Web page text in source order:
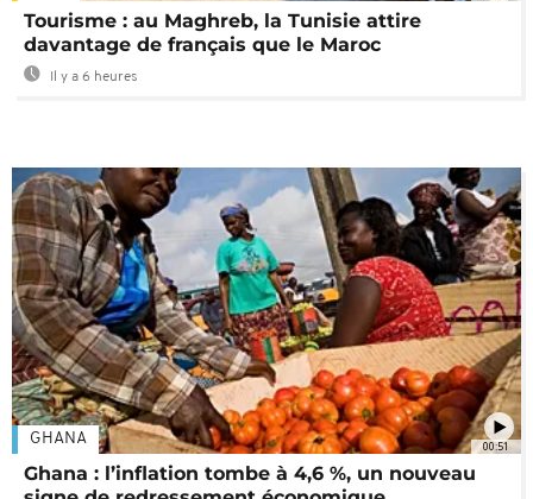
Tourisme : au Maghreb, la Tunisie attire
davantage de français que le Maroc
Il y a 6 heures
00:51
GHANA
Ghana : l’inflation tombe à 4,6 %, un nouveau